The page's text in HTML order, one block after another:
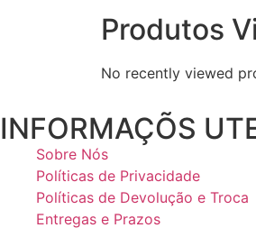
Produtos
No recently viewed
INFORMAÇÕS
Sobre Nós
Políticas de Privacidade
Políticas de Devolução e Troca
Entregas e Prazos